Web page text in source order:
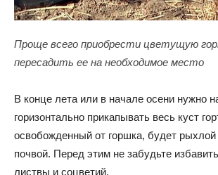
Проще всего приобрести цветущую
пересадить ее на необходимое место
В конце лета или в начале осени нужно
горизонтально прикапывать весь куст
освобожденный от горшка, будет рыхлой
почвой. Перед этим не забудьте
листвы и соцветий.